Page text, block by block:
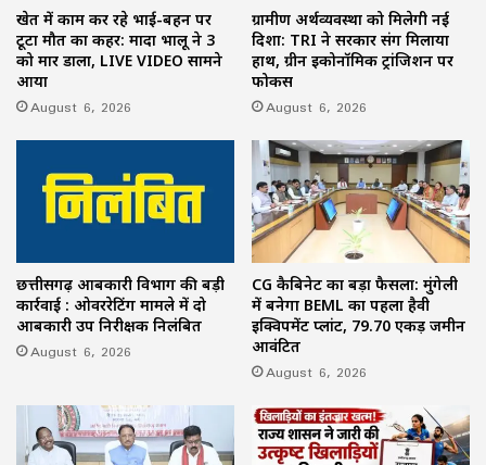
खेत में काम कर रहे भाई-बहन पर
टूटा मौत का कहर: मादा भालू ने 3
को मार डाला, LIVE VIDEO सामने
आया
August 6, 2026
ग्रामीण अर्थव्यवस्था को मिलेगी नई
दिशा: TRI ने सरकार संग मिलाया
हाथ, ग्रीन इकोनॉमिक ट्रांजिशन पर
फोकस
August 6, 2026
छत्तीसगढ़ आबकारी विभाग की बड़ी
कार्रवाई : ओवररेटिंग मामले में दो
आबकारी उप निरीक्षक निलंबित
August 6, 2026
CG कैबिनेट का बड़ा फैसला: मुंगेली
में बनेगा BEML का पहला हैवी
इक्विपमेंट प्लांट, 79.70 एकड़ जमीन
आवंटित
August 6, 2026